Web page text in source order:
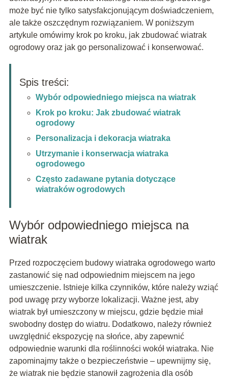
może być nie tylko satysfakcjonującym doświadczeniem,
ale także oszczędnym rozwiązaniem. W poniższym
artykule omówimy krok po kroku, jak zbudować wiatrak
ogrodowy oraz jak go personalizować i konserwować.
Spis treści:
Wybór odpowiedniego miejsca na wiatrak
Krok po kroku: Jak zbudować wiatrak
ogrodowy
Personalizacja i dekoracja wiatraka
Utrzymanie i konserwacja wiatraka
ogrodowego
Często zadawane pytania dotyczące
wiatraków ogrodowych
Wybór odpowiedniego miejsca na
wiatrak
Przed rozpoczęciem budowy wiatraka ogrodowego warto
zastanowić się nad odpowiednim miejscem na jego
umieszczenie. Istnieje kilka czynników, które należy wziąć
pod uwagę przy wyborze lokalizacji. Ważne jest, aby
wiatrak był umieszczony w miejscu, gdzie będzie miał
swobodny dostęp do wiatru. Dodatkowo, należy również
uwzględnić ekspozycję na słońce, aby zapewnić
odpowiednie warunki dla roślinności wokół wiatraka. Nie
zapominajmy także o bezpieczeństwie – upewnijmy się,
że wiatrak nie będzie stanowił zagrożenia dla osób